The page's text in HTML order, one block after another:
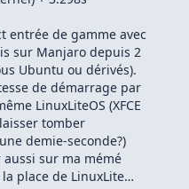
entrée de gamme avec
sur Manjaro depuis 2
Ubuntu ou dérivés).
de démarrage par
LinuxLiteOS (XFCE
tomber
demie-seconde?)
aussi sur ma mémé
place de LinuxLite…